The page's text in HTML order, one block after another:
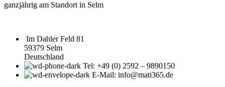
ganzjährig am Standort in Selm
Im Dahler Feld 81
59379 Selm
Deutschland
Tel: +49 (0) 2592 – 9890150
E-Mail: info@mati365.de